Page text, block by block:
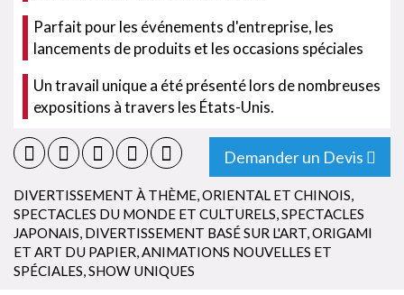
Parfait pour les événements d'entreprise, les
lancements de produits et les occasions spéciales
Un travail unique a été présenté lors de nombreuses
expositions à travers les États-Unis.
Demander un Devis
DIVERTISSEMENT À THÈME,ORIENTAL ET CHINOIS,
SPECTACLES DU MONDE ET CULTURELS,SPECTACLES
JAPONAIS, DIVERTISSEMENT BASÉ SUR L'ART,ORIGAMI
ET ART DU PAPIER,ANIMATIONS NOUVELLES ET
SPÉCIALES,SHOW UNIQUES